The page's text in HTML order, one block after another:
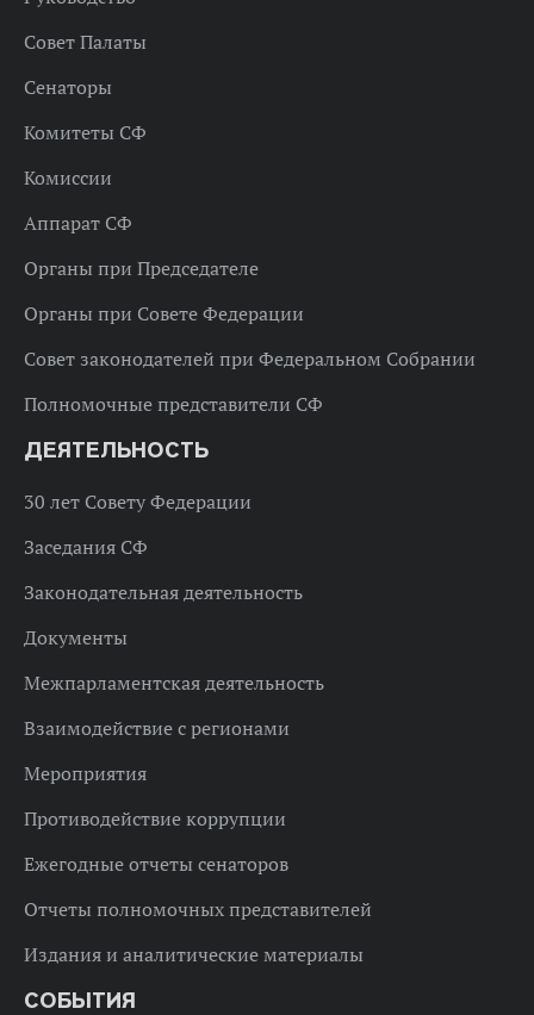
Совет Палаты
Сенаторы
Комитеты СФ
Комиссии
Аппарат СФ
Органы при Председателе
Органы при Совете Федерации
Совет законодателей при Федеральном Собрании
Полномочные представители СФ
ДЕЯТЕЛЬНОСТЬ
30 лет Совету Федерации
Заседания СФ
Законодательная деятельность
Документы
Межпарламентская деятельность
Взаимодействие с регионами
Мероприятия
Противодействие коррупции
Ежегодные отчеты сенаторов
Отчеты полномочных представителей
Издания и аналитические материалы
СОБЫТИЯ